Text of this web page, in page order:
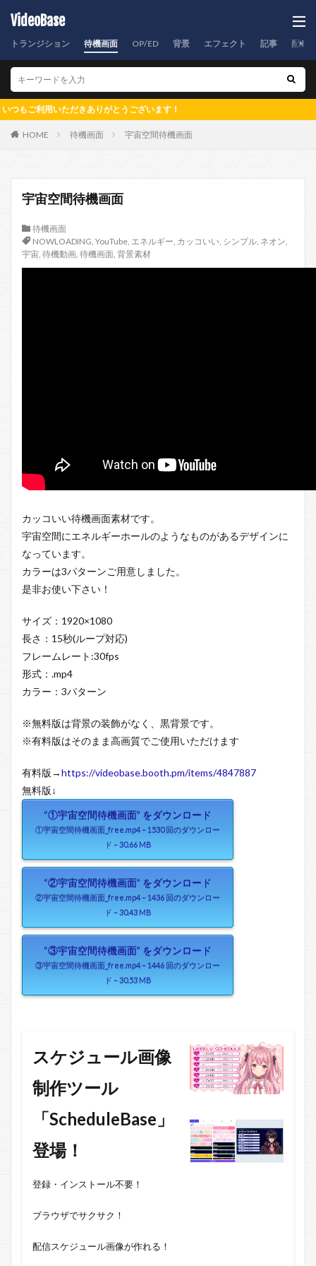
VideoBase
トランジション 待機画面 OP/ED 背景 エフェクト 記事 配信
いただきありがとうございます！
HOME 待機画面 宇宙空間待機画面
宇宙空間待機画面
待機画面
NOWLOADING, YouTube, エネルギー, カッコいい, シンプル, ネオン,
宇宙, 待機動画, 待機画面, 背景素材
カッコいい待機画面素材です。
宇宙空間にエネルギーホールのようなものがあるデザインに
なっています。
カラーは3パターンご用意しました。
是非お使い下さい！
サイズ：1920×1080
長さ：15秒(ループ対応)
フレームレート:30fps
形式：.mp4
カラー：3パターン
※無料版は背景の装飾がなく、黒背景です。
※有料版はそのまま高画質でご使用いただけます
有料版→https://videobase.booth.pm/items/4847887
無料版↓
“①宇宙空間待機画面” をダウンロード
①宇宙空間待機画面_free.mp4 – 1530 回のダウンロー
ド – 30.66 MB
“②宇宙空間待機画面” をダウンロード
②宇宙空間待機画面_free.mp4 – 1436 回のダウンロー
ド – 30.43 MB
“③宇宙空間待機画面” をダウンロード
③宇宙空間待機画面_free.mp4 – 1446 回のダウンロー
ド – 30.53 MB
スケジュール画像
制作ツール
「ScheduleBase」
登場！
登録・インストール不要！
ブラウザでサクサク！
配信スケジュール画像が作れる！